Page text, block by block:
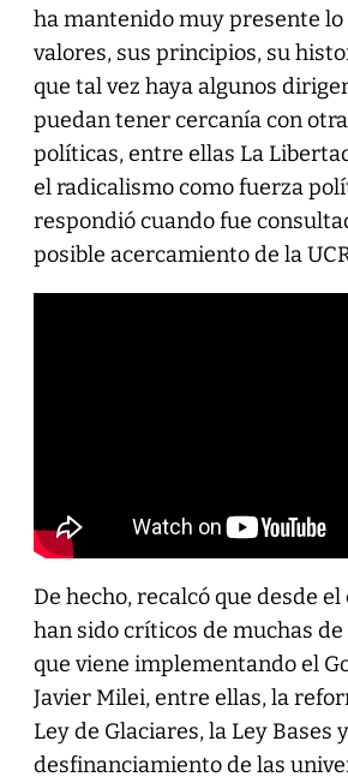
ha mantenido muy presente lo
valores, sus principios, su
que tal vez haya algunos
puedan tener cercanía con
políticas, entre ellas La
el radicalismo como fuerza
respondió cuando fue
posible acercamiento de la
De hecho, recalcó que desde
han sido críticos de muchas
que viene implementando el
Javier Milei, entre ellas, la
Ley de Glaciares, la Ley Bases
desfinanciamiento de las